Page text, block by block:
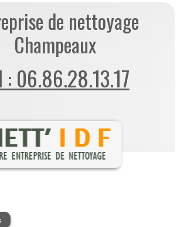
de nettoyage
Champeaux
: 06.86.28.13.17